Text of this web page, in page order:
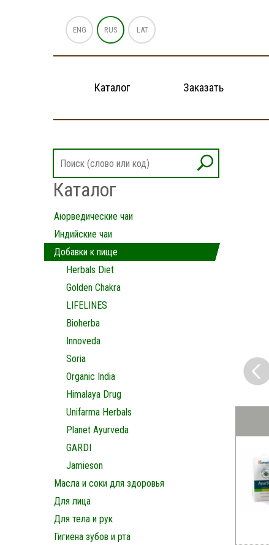
ENG RUS LAT
Каталог Заказать
Каталог
Аюрведические чаи
Индийские чаи
Добавки к пище
Herbals Diet
Golden Chakra
LIFELINES
Bioherba
Innoveda
Soria
Organic India
Himalaya Drug
Unifarma Herbals
Planet Ayurveda
GARDI
Jamieson
Масла и соки для здоровья
Для лица
Для тела и рук
Гигиена зубов и рта